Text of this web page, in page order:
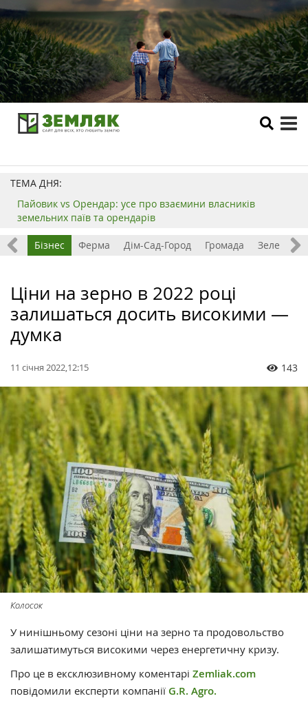
ТЕМА ДНЯ:
Пайовик vs Орендар: усе про взаємини власників
земельних паїв та орендарів
Бізнес Ферма Дім-Сад-Город Громада Зелений
Ціни на зерно в 2022 році
залишаться досить високими —
думка
11 січня 2022,12:15 143
Колосок
У нинішньому сезоні ціни на зерно та продовольство
залишатимуться високими через енергетичну кризу.
Про це в ексклюзивному коментарі Zemliak.com
повідомили експерти компанії G.R. Agro.